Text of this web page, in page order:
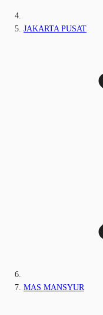
JAKARTA PUSAT
MAS MANSYUR